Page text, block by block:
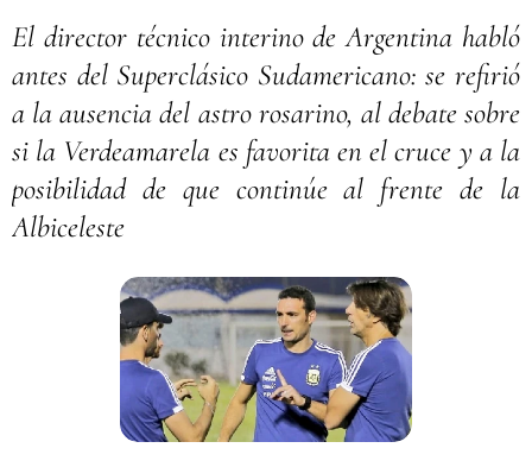
El director técnico interino de Argentina habló
antes del Superclásico Sudamericano: se refirió
a la ausencia del astro rosarino, al debate sobre
si la Verdeamarela es favorita en el cruce y a la
posibilidad de que continúe al frente de la
Albiceleste